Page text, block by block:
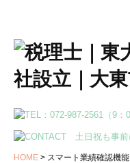
HOME
事務所案内
当事務所の特長
HOME スマート業績確認機能